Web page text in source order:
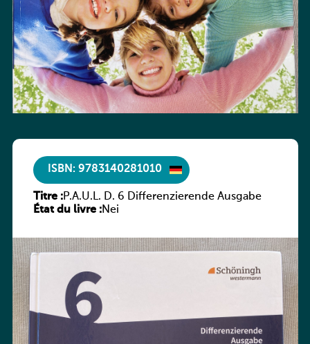
ISBN: 9783140281010
Titre :P.A.U.L. D. 6 Differenzierende Ausgabe
État du livre :Nei